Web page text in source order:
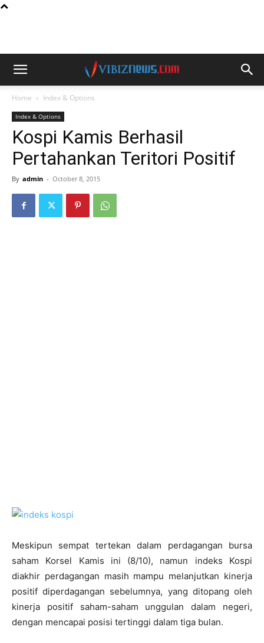
Home Index & Options
Index & Options
Kospi Kamis Berhasil
Pertahankan Teritori Positif
By admin - October 8, 2015
Meskipun sempat tertekan dalam perdagangan bursa
saham Korsel Kamis ini (8/10), namun indeks Kospi
diakhir perdagangan masih mampu melanjutkan kinerja
positif diperdagangan sebelumnya, yang ditopang oleh
kinerja positif saham-saham unggulan dalam negeri,
dengan mencapai posisi tertinggi dalam tiga bulan.